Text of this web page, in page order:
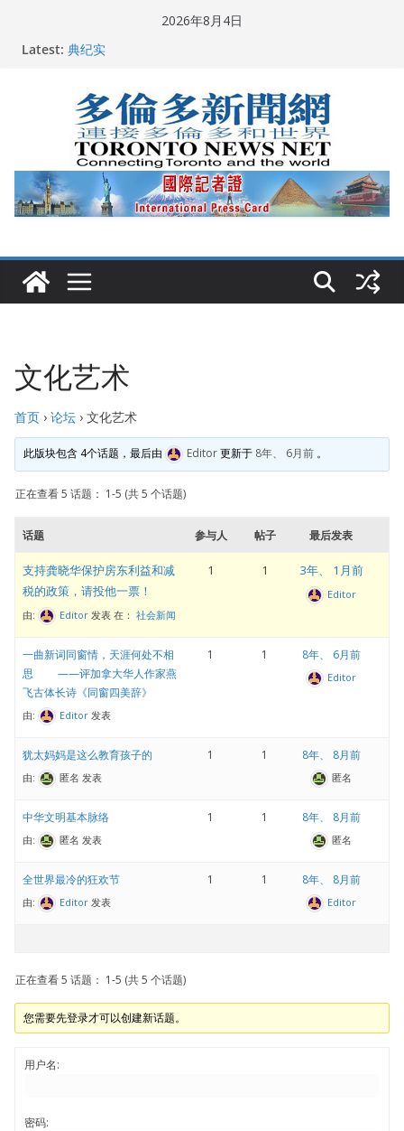
2026年8月4日
Latest: 2026深圳国际佛事用品展览会暨沉香文化艺术展开幕盛
2026加拿大青少年儿童绘画比赛颁奖典礼多伦多举行
龚晓华参加多伦多骄傲大游行 与市民分享竞选理念
多伦多市长选举拉开帷幕 多名华人候选人宣布角逐
文化艺术
首页 › 论坛 › 文化艺术
此版块包含 4个话题，最后由 Editor更新于 8年、 6月前 。
正在查看 5 话题： 1-5 (共 5 个话题)
话题 参与人 帖子 最后发表
支持龚晓华保护房东利益和减
税的政策，请投他一票！
由: Editor 发表 在： 社会新闻
1 1 3年、 1月前
Editor
一曲新词同窗情，天涯何处不相
思 ——评加拿大华人作家燕
飞古体长诗《同窗四美辞》
由: Editor 发表
1 1 8年、 6月前
Editor
犹太妈妈是这么教育孩子的
由: 匿名 发表
1 1 8年、 8月前
匿名
中华文明基本脉络
由: 匿名 发表
1 1 8年、 8月前
匿名
全世界最冷的狂欢节
由: Editor 发表
1 1 8年、 8月前
Editor
正在查看 5 话题： 1-5 (共 5 个话题)
您需要先登录才可以创建新话题。
用户名:
密码: